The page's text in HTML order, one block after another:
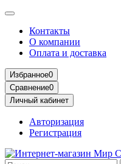
Контакты
О компании
Оплата и доставка
Избранное0
Сравнение0
Личный кабинет
Авторизация
Регистрация